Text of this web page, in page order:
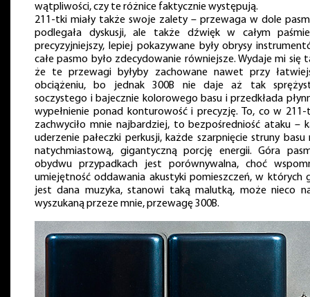
wątpliwości, czy te różnice faktycznie występują.
211-tki miały także swoje zalety – przewaga w dole
podlegała dyskusji, ale także dźwięk w całym
precyzyjniejszy, lepiej pokazywane były obrysy
całe pasmo było zdecydowanie równiejsze. Wydaje mi się
że te przewagi byłyby zachowane nawet przy
obciążeniu, bo jednak 300B nie daje aż tak
soczystego i bajecznie kolorowego basu i przedkłada
wypełnienie ponad konturowość i precyzję. To, co w 211-
zachwyciło mnie najbardziej, to bezpośredniość ataku –
uderzenie pałeczki perkusji, każde szarpnięcie struny basu
natychmiastową, gigantyczną porcję energii. Góra
obydwu przypadkach jest porównywalna, choć
umiejętność oddawania akustyki pomieszczeń, w których
jest dana muzyka, stanowi taką malutką, może nieco
wyszukaną przeze mnie, przewagę 300B.